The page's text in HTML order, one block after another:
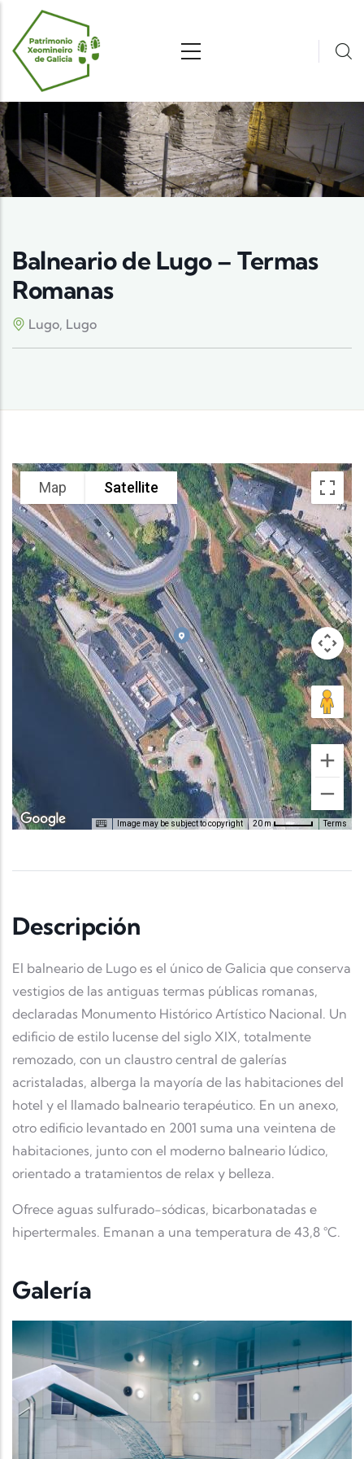
Pasar al contenido principal
Balneario de Lugo – Termas
Romanas
Lugo, Lugo
Map Satellite
Image may be subject to copyright 20 m Terms
Descripción
El balneario de Lugo es el único de Galicia que conserva
vestigios de las antiguas termas públicas romanas,
declaradas Monumento Histórico Artístico Nacional. Un
edificio de estilo lucense del siglo XIX, totalmente
remozado, con un claustro central de galerías
acristaladas, alberga la mayoría de las habitaciones del
hotel y el llamado balneario terapéutico. En un anexo,
otro edificio levantado en 2001 suma una veintena de
habitaciones, junto con el moderno balneario lúdico,
orientado a tratamientos de relax y belleza.
Ofrece aguas sulfurado-sódicas, bicarbonatadas e
hipertermales. Emanan a una temperatura de 43,8 °C.
Galería